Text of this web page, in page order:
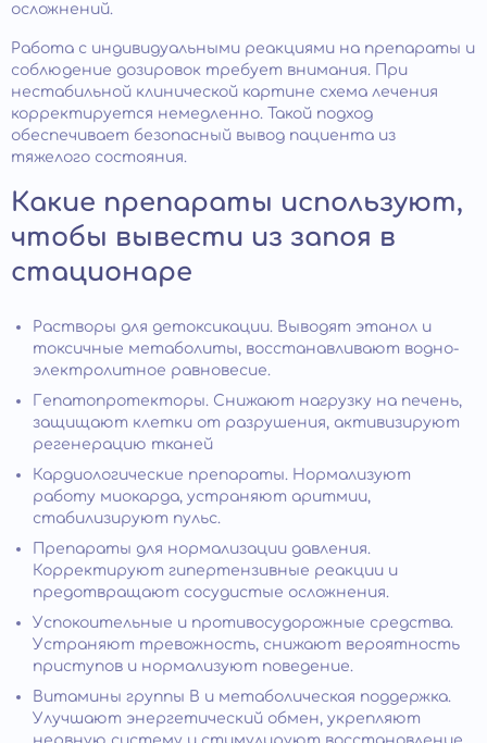
осложнений.
Работа с индивидуальными реакциями на препараты и
соблюдение дозировок требует внимания. При
нестабильной клинической картине схема лечения
корректируется немедленно. Такой подход
обеспечивает безопасный вывод пациента из
тяжелого состояния.
Какие препараты используют,
чтобы вывести из запоя в
стационаре
Растворы для детоксикации. Выводят этанол и
токсичные метаболиты, восстанавливают водно-
электролитное равновесие.
Гепатопротекторы. Снижают нагрузку на печень,
защищают клетки от разрушения, активизируют
регенерацию тканей
Кардиологические препараты. Нормализуют
работу миокарда, устраняют аритмии,
стабилизируют пульс.
Препараты для нормализации давления.
Корректируют гипертензивные реакции и
предотвращают сосудистые осложнения.
Успокоительные и противосудорожные средства.
Устраняют тревожность, снижают вероятность
приступов и нормализуют поведение.
Витамины группы B и метаболическая поддержка.
Улучшают энергетический обмен, укрепляют